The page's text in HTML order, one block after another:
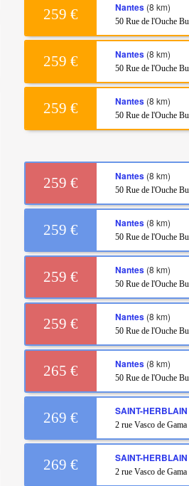
259 € Nantes(8 km)
50 Rue de l'Ouche
259 € Nantes(8 km)
50 Rue de l'Ouche
259 € Nantes(8 km)
50 Rue de l'Ouche
259 € Nantes(8 km)
50 Rue de l'Ouche
259 € Nantes(8 km)
50 Rue de l'Ouche
259 € Nantes(8 km)
50 Rue de l'Ouche
259 € Nantes(8 km)
50 Rue de l'Ouche
265 € Nantes(8 km)
50 Rue de l'Ouche
269 € SAINT-HERBLAIN
2 rue Vasco de Gama
269 € SAINT-HERBLAIN
2 rue Vasco de Gama